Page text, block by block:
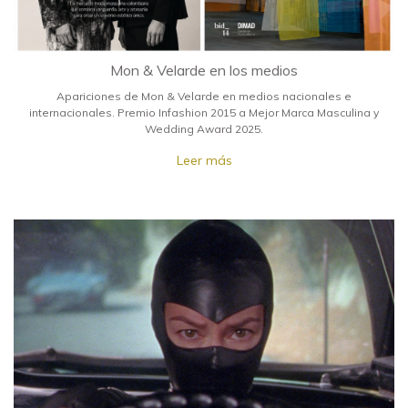
Mon & Velarde en los medios
Apariciones de Mon & Velarde en medios nacionales e
internacionales. Premio Infashion 2015 a Mejor Marca Masculina y
Wedding Award 2025.
Leer más